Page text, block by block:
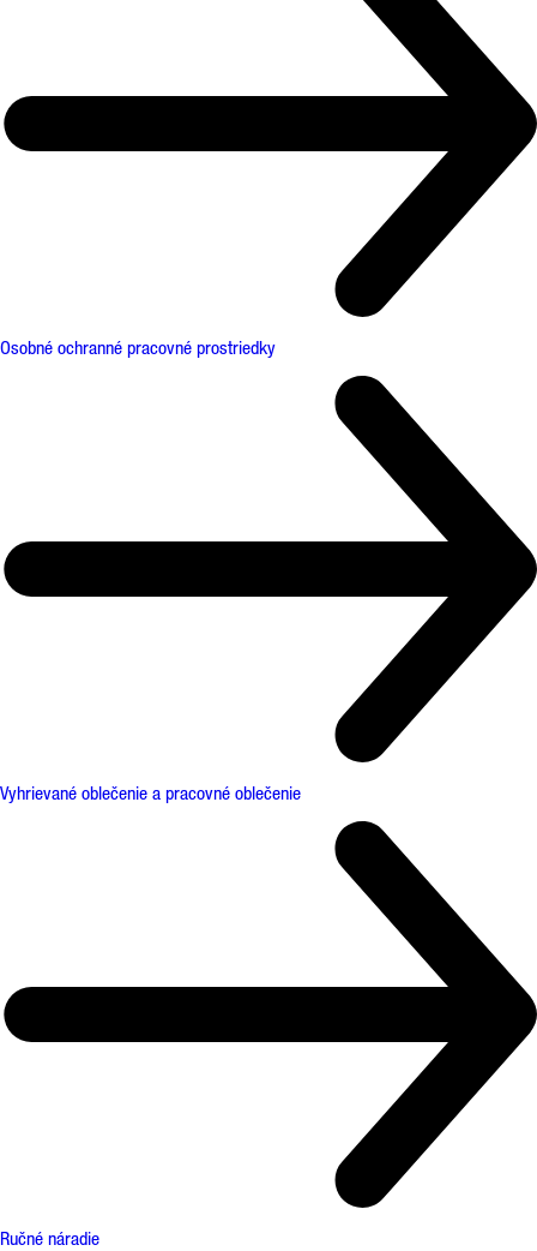
Osobné ochranné pracovné prostriedky
Vyhrievané oblečenie a pracovné oblečenie
Ručné náradie